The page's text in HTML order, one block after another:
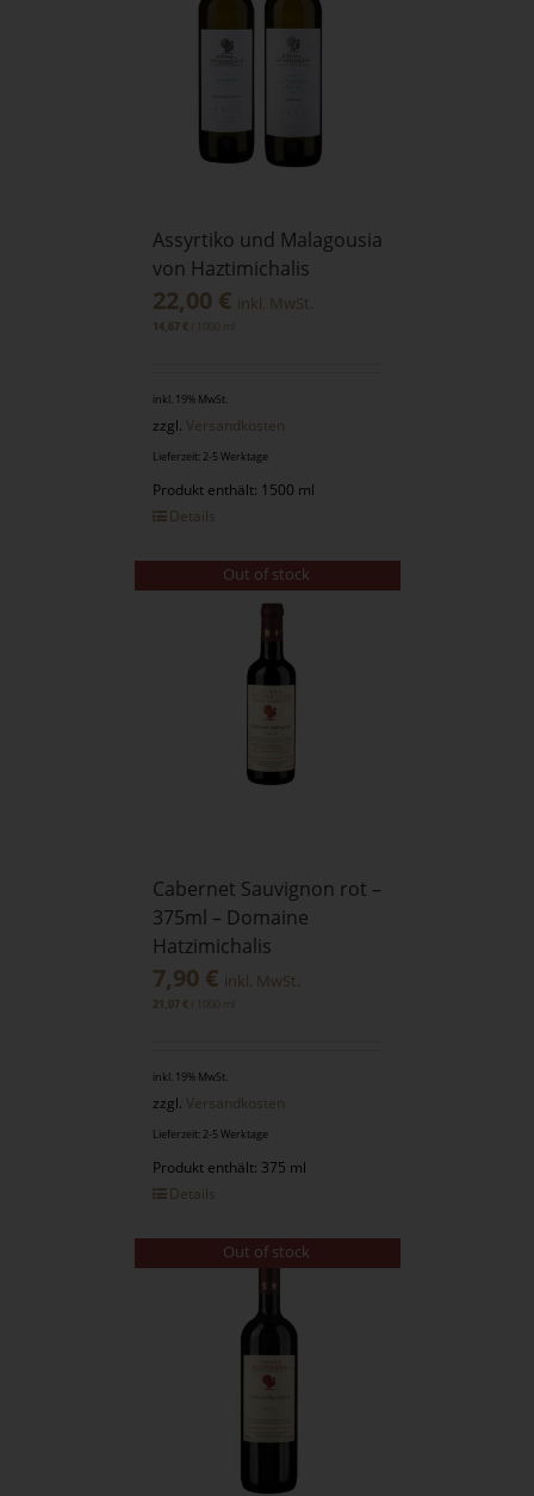
Assyrtiko und Malagousia
von Haztimichalis
22,00 € inkl. MwSt.
14,67 €/ 1000
inkl. 19% MwSt.
zzgl. Versandkosten
Lieferzeit: 2-5 Werktage
Produkt enthält: 1500 ml
Details
Out of stock
Cabernet Sauvignon rot –
375ml – Domaine
Hatzimichalis
7,90 € inkl. MwSt.
21,07 €/ 1000
inkl. 19% MwSt.
zzgl. Versandkosten
Lieferzeit: 2-5 Werktage
Produkt enthält: 375 ml
Details
Out of stock